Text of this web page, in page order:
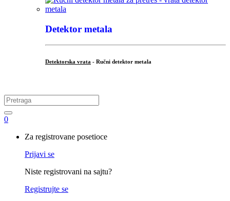
Detektor metala
Detektorska vrata - Ručni detektor metala
Search
for:
0
Za registrovane posetioce
Prijavi se
Niste registrovani na sajtu?
Registrujte se